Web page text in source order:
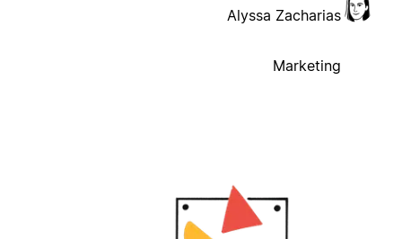
Alyssa Zacharias
Marketing